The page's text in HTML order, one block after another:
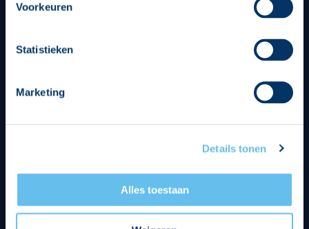
Voorkeuren
Statistieken
Marketing
Details tonen
Alles toestaan